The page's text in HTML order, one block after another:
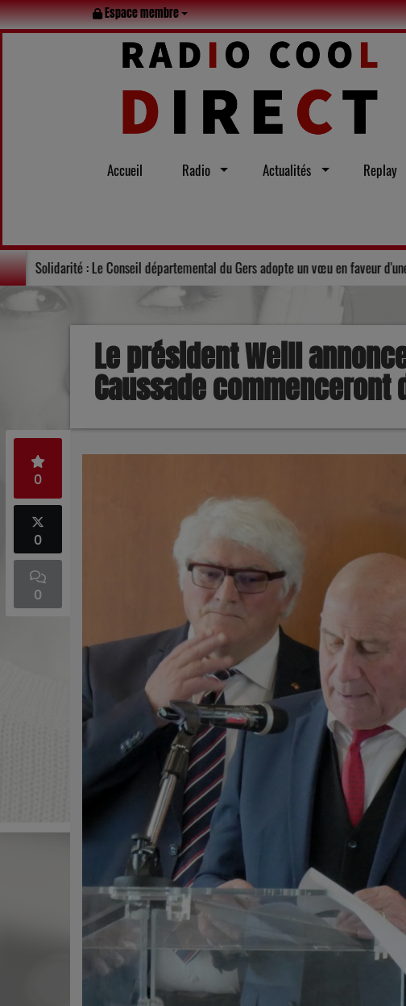
Espace membre
Accueil Radio Actualités Replay
visites : le Lot en famille tout l’été Solidarité : Le Conseil
Le président Weill
Caussade commenceront
0
0
0